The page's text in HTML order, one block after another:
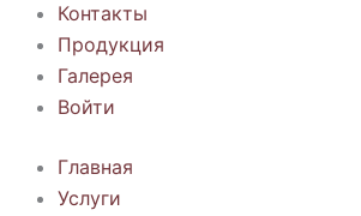
Контакты
Продукция
Галерея
Войти
Главная
Услуги